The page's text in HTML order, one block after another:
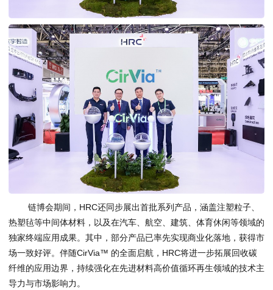
链博会期间，HRC还同步展出首批系列产品，涵盖注塑粒子、
热塑毡等中间体材料，以及在汽车、航空、建筑、体育休闲等领域的
独家终端应用成果。其中，部分产品已率先实现商业化落地，获得市
场一致好评。伴随CirVia™ 的全面启航，HRC将进一步拓展回收碳
纤维的应用边界，持续强化在先进材料高价值循环再生领域的技术主
导力与市场影响力。